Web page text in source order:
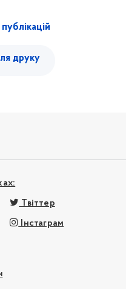
друку
Твіттер
Інстаграм